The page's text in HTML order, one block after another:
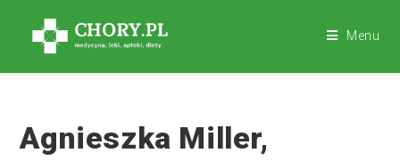
Menu
Agnieszka Miller,